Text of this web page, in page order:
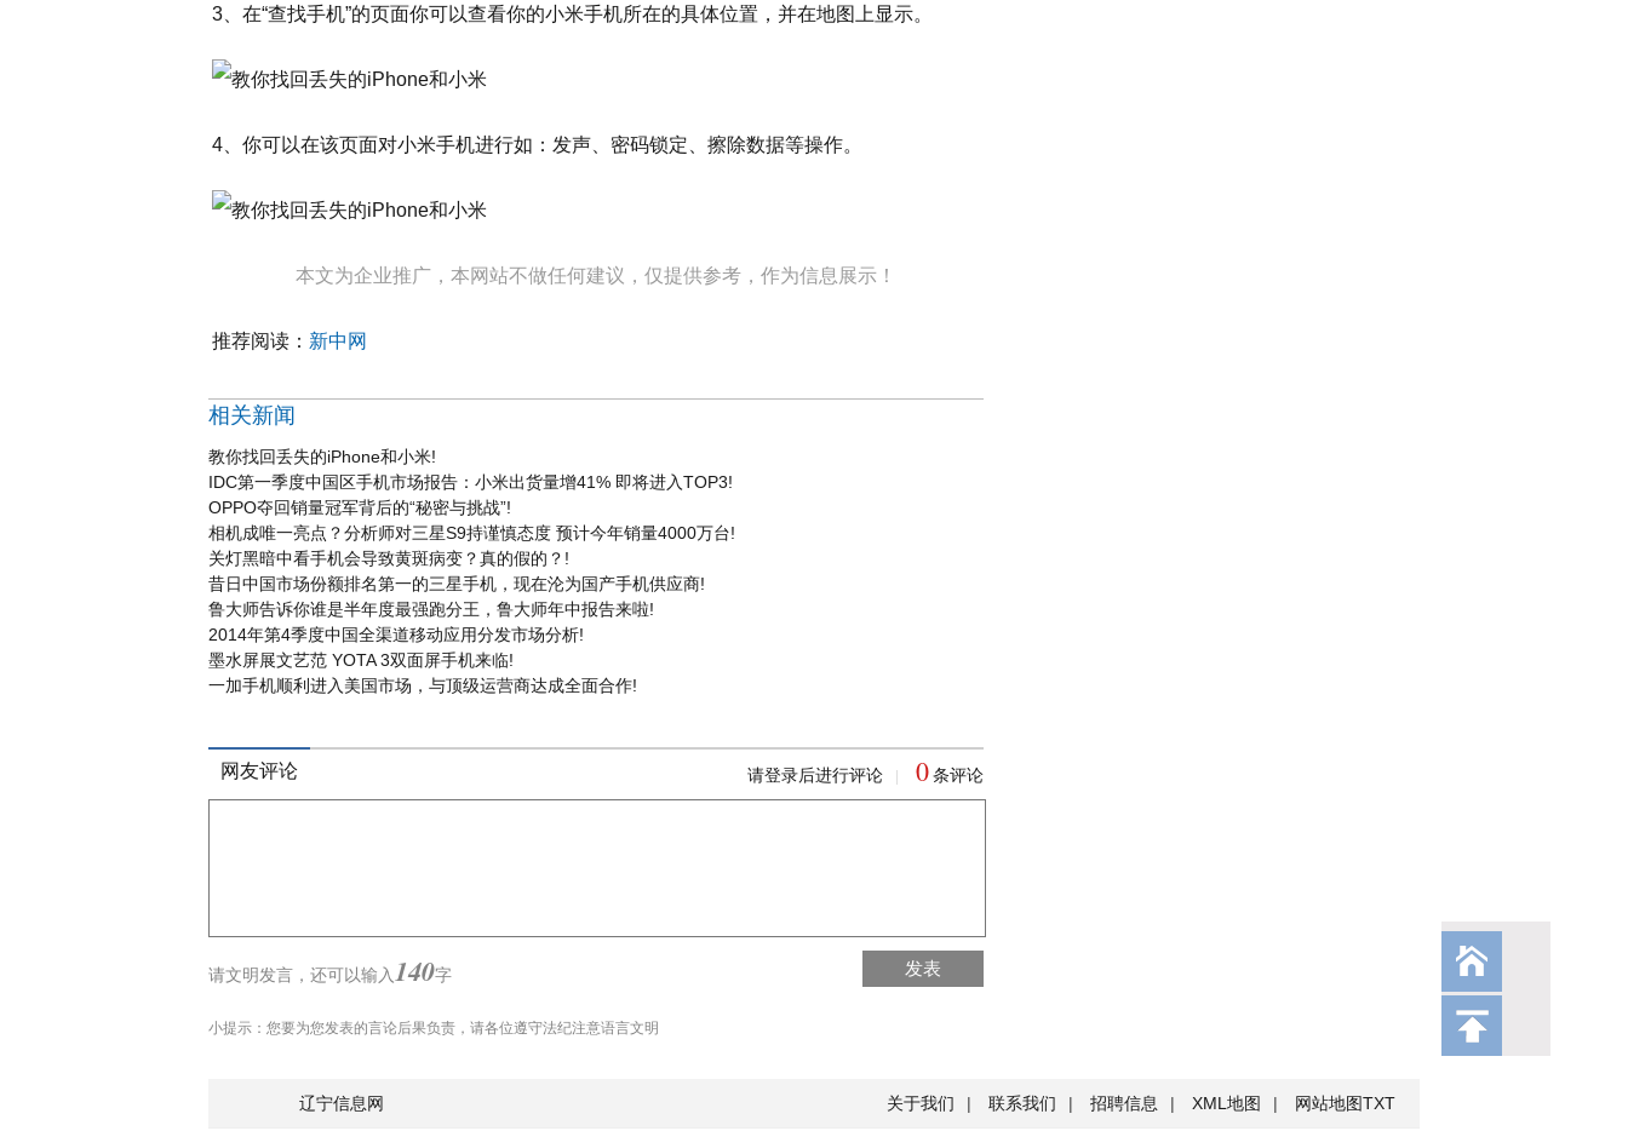
3、在“查找手机”的页面你可以查看你的小米手机所在的具体位置，并在地图上显示。
4、你可以在该页面对小米手机进行如：发声、密码锁定、擦除数据等操作。
本文为企业推广，本网站不做任何建议，仅提供参考，作为信息展示！
推荐阅读： 新中网
相关新闻
教你找回丢失的iPhone和小米!
IDC第一季度中国区手机市场报告：小米出货量增41% 即将进入TOP3!
OPPO夺回销量冠军背后的“秘密与挑战”!
相机成唯一亮点？分析师对三星S9持谨慎态度 预计今年销量4000万台!
关灯黑暗中看手机会导致黄斑病变？真的假的？!
昔日中国市场份额排名第一的三星手机，现在沦为国产手机供应商!
鲁大师告诉你谁是半年度最强跑分王，鲁大师年中报告来啦!
2014年第4季度中国全渠道移动应用分发市场分析!
墨水屏展文艺范 YOTA 3双面屏手机来临!
一加手机顺利进入美国市场，与顶级运营商达成全面合作!
网友评论 请登录后进行评论 0条评论
请文明发言， 还可以输入140字 发表
小提示：您要为您发表的言论后果负责，请各位遵守法纪注意语言文明
回到首页
辽宁信息网 关于我们 | 联系我们 | 招聘信息 | XML地图 | 网站地图TXT